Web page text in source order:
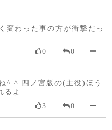
変わった事の方が衝撃だっ
0 0
^ ^ 四ノ宮版の(主役)ほう
るよ
3 0